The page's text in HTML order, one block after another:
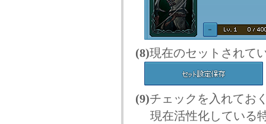
(8)現在のセットされて
(9)チェックを入れてお
現在活性化している